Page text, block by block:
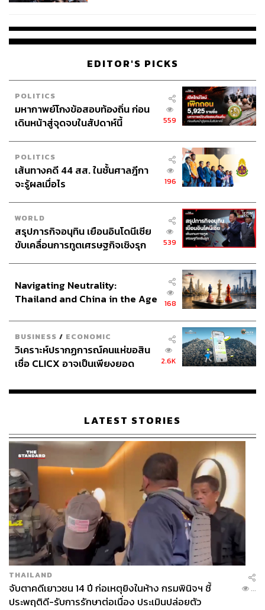
1.3K
เสาวลักษณ์ เขตสูงเนิน
Content Creator THE STANDARD WEALTH
EDITOR'S PICKS
POLITICS
มหากาพย์โกงข้อสอบท้องถิ่น ก่อน
เดินหน้าสู่จุดจบในสัปดาห์นี้
559
POLITICS
เส้นทางคดี 44 สส. ในชั้นศาลฎีกา
จะรู้ผลเมื่อไร
196
WORLD
สรุปภารกิจอนุทิน เยือนอินโดนีเซีย
ขับเคลื่อนการทูตเศรษฐกิจเชิงรุก
539
Navigating Neutrality:
Thailand and China in the Age
168
BUSINESS / ECONOMIC
วิเคราะห์ปรากฏการณ์คนแห่ขอสิน
เชื่อ CLICX อาจเป็นเพียงยอด
เรือนไทยที่ถูกซุกไว้
2.6K
LATEST STORIES
THAILAND
จับตาคดีเยาวชน 14 ปี ก่อเหตุยิงในห้าง กรมพินิจฯ ชี้
ประพฤติดี-รับการรักษาต่อเนื่อง ประเมินปล่อยตัว
...